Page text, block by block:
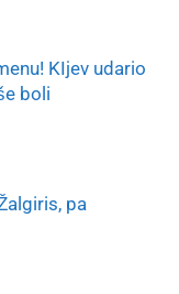
KIjev udario
boli
pa